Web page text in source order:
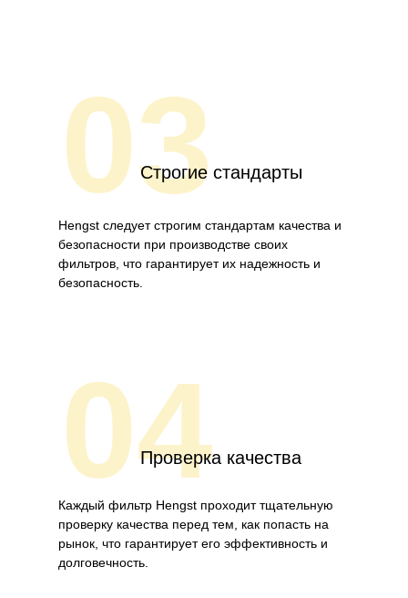
03Строгие стандарты
Hengst следует строгим стандартам качества и
безопасности при производстве своих
фильтров, что гарантирует их надежность и
безопасность.
04Проверка качества
Каждый фильтр Hengst проходит тщательную
проверку качества перед тем, как попасть на
рынок, что гарантирует его эффективность и
долговечность.